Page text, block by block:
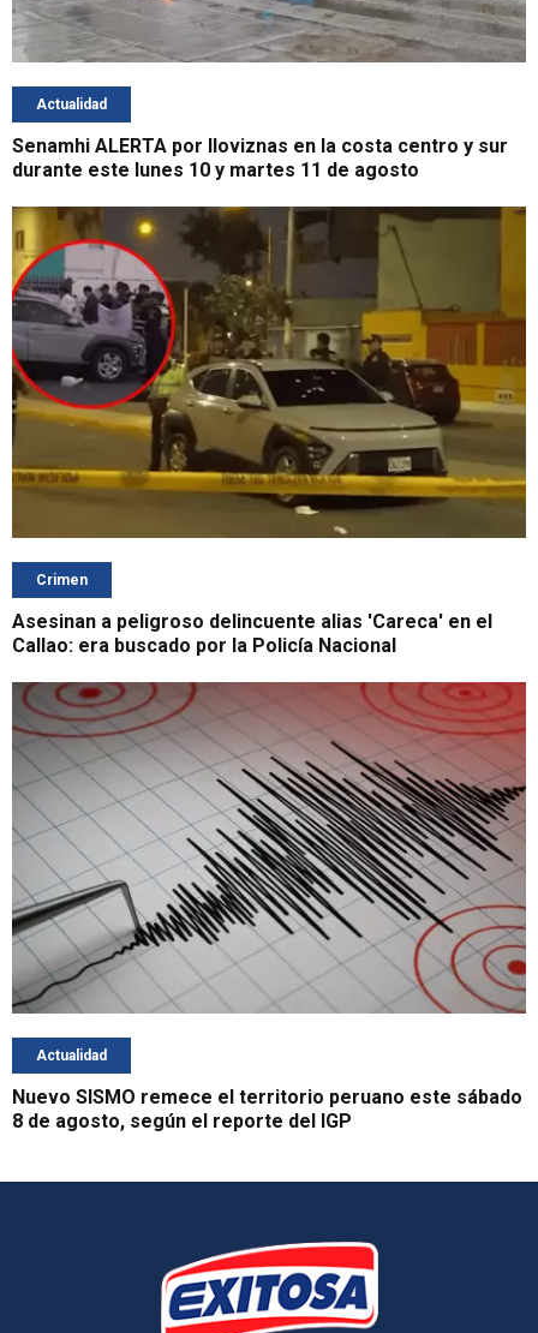
Actualidad
Senamhi ALERTA por lloviznas en la costa centro y sur
durante este lunes 10 y martes 11 de agosto
Crimen
Asesinan a peligroso delincuente alias 'Careca' en el
Callao: era buscado por la Policía Nacional
Actualidad
Nuevo SISMO remece el territorio peruano este sábado
8 de agosto, según el reporte del IGP